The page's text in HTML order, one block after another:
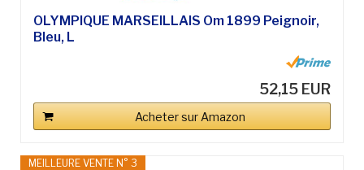
OLYMPIQUE MARSEILLAIS Om 1899 Peignoir,
Bleu, L
52,15 EUR
Acheter sur Amazon
MEILLEURE VENTE N° 3